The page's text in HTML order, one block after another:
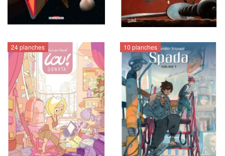
24 planches 10 planches